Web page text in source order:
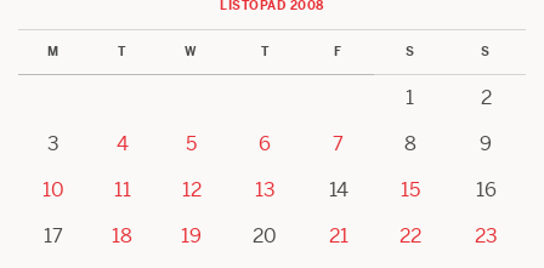
LISTOPAD 2008
M T W T F S S
1
2
3
4 5 6 7 8
9
10
11 12 13 14 15
16
17
18 19 20 21 22
23